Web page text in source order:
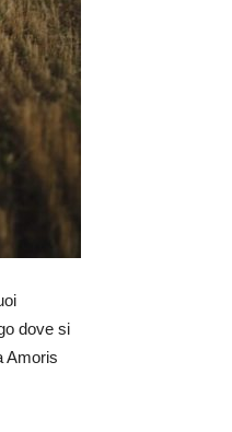
dove si
Amoris